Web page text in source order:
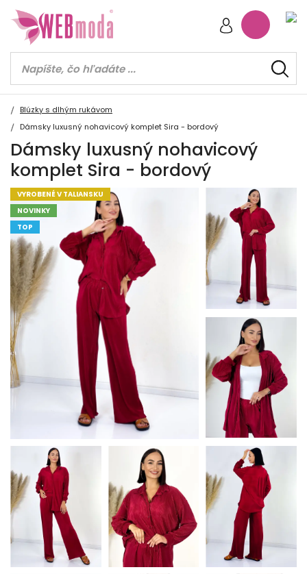
Blúzky s dlhým rukávom
Dámsky luxusný nohavicový komplet Sira - bordový
Dámsky luxusný nohavicový
komplet Sira - bordový
VYROBENÉ V TALIANSKU
NOVINKY
TOP